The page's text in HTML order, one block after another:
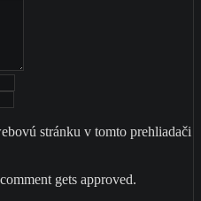
stránku v tomto prehliadači
gets approved.